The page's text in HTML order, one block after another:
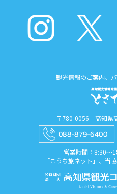
観光情報のご案内、
〒780-0056 高知県
営業時間：8:30〜
「こうち旅ネット」、当